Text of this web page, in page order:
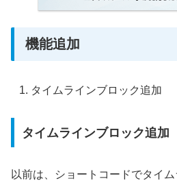
機能追加
タイムラインブロック追加
タイムラインブロック追加
以前は、ショートコードでタイ